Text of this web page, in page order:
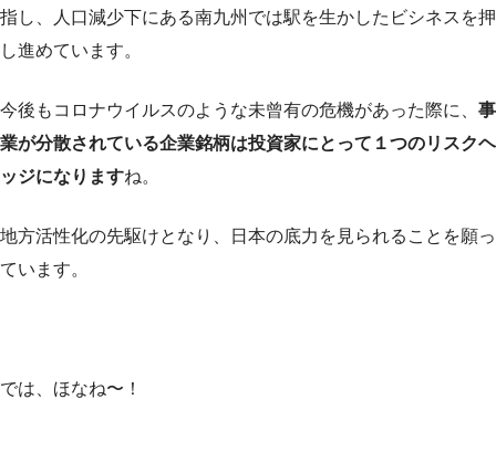
指し、人口減少下にある南九州では駅を生かしたビシネスを押
し進めています。
今後もコロナウイルスのような未曾有の危機があった際に、 事
業が分散されている企業銘柄は投資家にとって１つのリスクヘ
ッジになりますね。
地方活性化の先駆けとなり、日本の底力を見られることを願っ
ています。
では、ほなね〜！